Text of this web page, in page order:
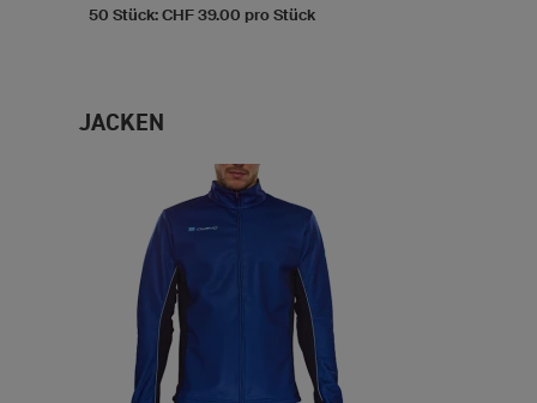
50 Stück: CHF 39.00 pro Stück
JACKEN